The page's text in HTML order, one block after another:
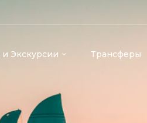
Экскурсии Трансферы